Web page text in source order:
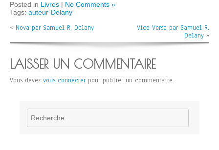
Posted in Livres | No Comments »
Tags: auteur-Delany
« Nova par Samuel R. Delany
Vice Versa par Samuel R.
Delany »
LAISSER UN COMMENTAIRE
Vous devez vous connecter pour publier un commentaire.
Rechercher